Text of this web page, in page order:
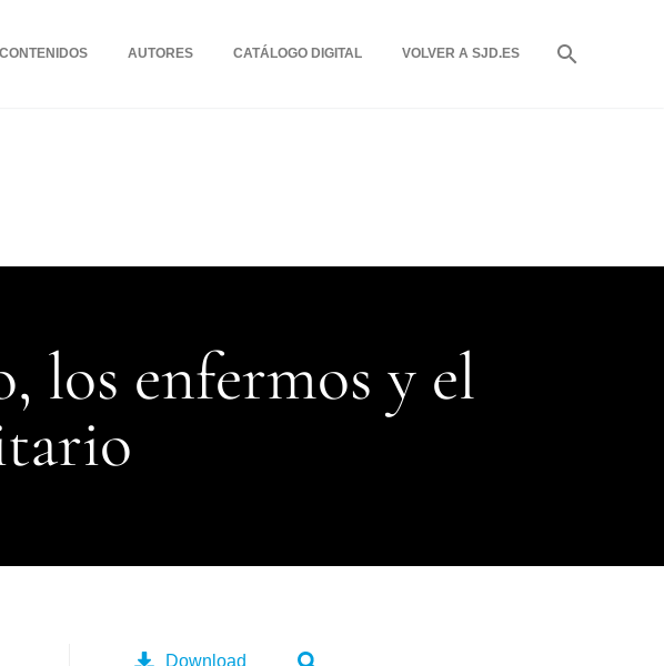
CONTENIDOS AUTORES CATÁLOGO DIGITAL VOLVER A SJD.ES
los enfermos y el
Download